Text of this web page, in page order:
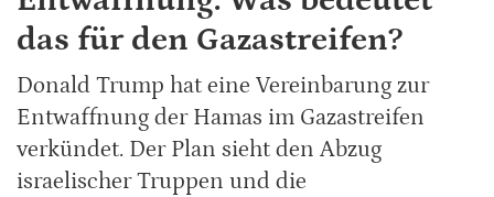
das für den Gazastreifen?
Donald Trump hat eine Vereinbarung zur
Entwaffnung der Hamas im Gazastreifen
verkündet. Der Plan sieht den Abzug
israelischer Truppen und die